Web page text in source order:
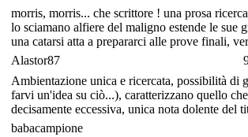
morris, morris... che scrittore ! una prosa
lo sciamano alfiere del maligno estende le sue
una catarsi atta a prepararci alle prove finali,
Alastor87
Ambientazione unica e ricercata, possibilità di
farvi un'idea su ciò...), caratterizzano quello
decisamente eccessiva, unica nota dolente del
babacampione